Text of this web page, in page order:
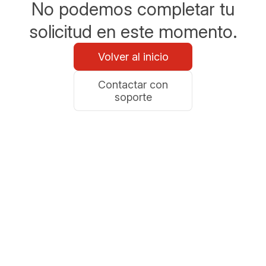
No podemos completar tu
solicitud en este momento.
Volver al inicio
Contactar con
soporte